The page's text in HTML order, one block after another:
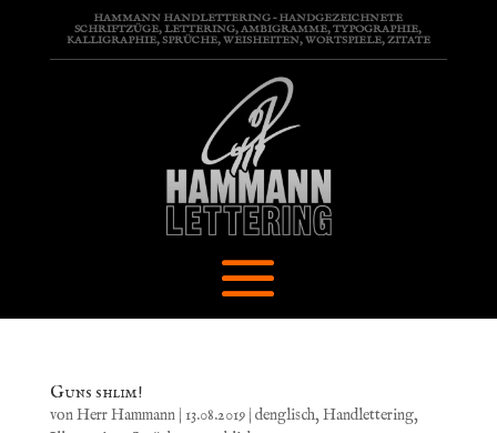
HAMMANN HANDLETTERING – HANDGEZEICHNETE
SCHRIFTZÜGE, LETTERING, AMBIGRAMME, TYPOGRAPHIE,
KALLIGRAPHIE, SPRÜCHE, WEISHEITEN, WORTSPIELE, ZITATE
Guns shlim!
vonHerr Hammann| 13.08.2019| denglisch, Handlettering,